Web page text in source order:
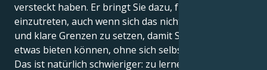
versteckt haben. Er bringt Sie dazu, für das Richtige
einzutreten, auch wenn sich das nicht gut anfühlt,
und klare Grenzen zu setzen, damit Sie anderen
etwas bieten können, ohne sich selbst zu opfern.
Das ist natürlich schwieriger: zu lernen, sowohl eine